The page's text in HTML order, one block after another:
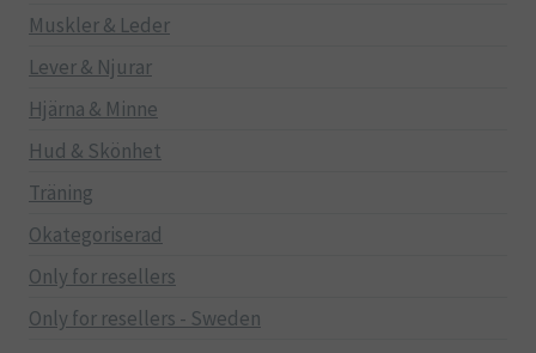
Muskler & Leder
Lever & Njurar
Hjärna & Minne
Hud & Skönhet
Träning
Okategoriserad
Only for resellers
Only for resellers - Sweden